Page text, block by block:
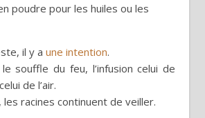
poudre pour les huiles ou les
il y a une intention.
souffle du feu, l’infusion celui de
de l’air.
racines continuent de veiller.